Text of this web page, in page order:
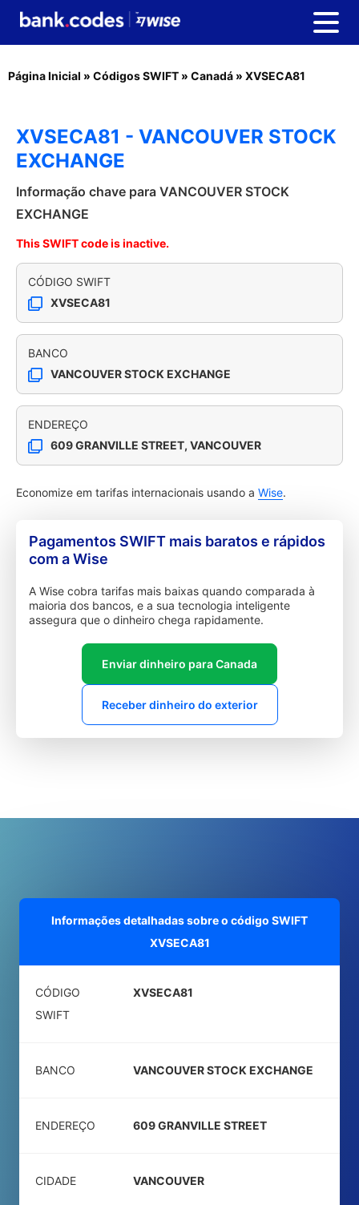
Página Inicial » Códigos SWIFT » Canadá » XVSECA81
XVSECA81 - VANCOUVER STOCK
EXCHANGE
Informação chave para VANCOUVER STOCK
EXCHANGE
This SWIFT code is inactive.
CÓDIGO SWIFT
XVSECA81
BANCO
VANCOUVER STOCK EXCHANGE
ENDEREÇO
609 GRANVILLE STREET, VANCOUVER
Economize em tarifas internacionais usando a Wise.
Pagamentos SWIFT mais baratos e rápidos
com a Wise
A Wise cobra tarifas mais baixas quando comparada à
maioria dos bancos, e a sua tecnologia inteligente
assegura que o dinheiro chega rapidamente.
Enviar dinheiro para Canada
Receber dinheiro do exterior
Informações detalhadas sobre o código SWIFT
XVSECA81
CÓDIGO
SWIFT
XVSECA81
BANCO VANCOUVER STOCK EXCHANGE
ENDEREÇO 609 GRANVILLE STREET
CIDADE VANCOUVER